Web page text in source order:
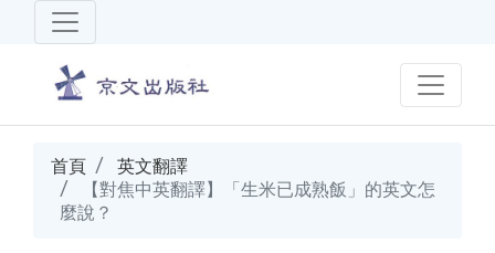
首頁
英文翻譯
【對焦中英翻譯】「生米已成熟飯」的英文怎
麼說？